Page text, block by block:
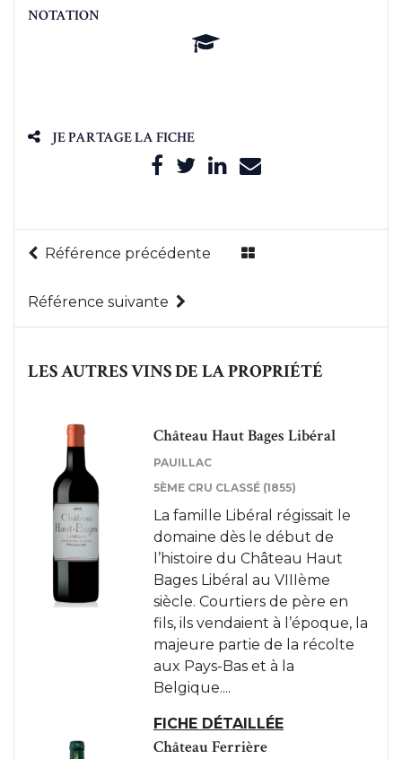
NOTATION
JE PARTAGE LA FICHE
Référence précédente
Référence suivante
LES AUTRES VINS DE LA PROPRIÉTÉ
Château Haut Bages Libéral
PAUILLAC
5ÈME CRU CLASSÉ (1855)
La famille Libéral régissait le
domaine dès le début de
l’histoire du Château Haut
Bages Libéral au VIIIème
siècle. Courtiers de père en
fils, ils vendaient à l’époque, la
majeure partie de la récolte
aux Pays-Bas et à la
Belgique....
FICHE DÉTAILLÉE
Château Ferrière